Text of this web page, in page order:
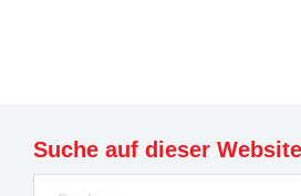
Suche auf dieser Website